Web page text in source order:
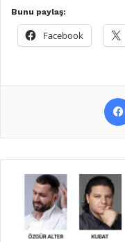
Bunu paylaş:
Facebook